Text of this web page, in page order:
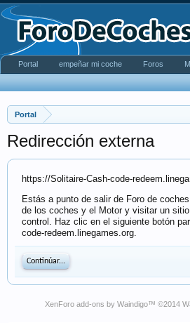
Portal
Redirección externa
https://Solitaire-Cash-code-
Estás a punto de salir de Foro de
de los coches y el Motor y visitar un
control. Haz clic en el siguiente botón
code-redeem.linegames.org.
Continúar...
XenForo add-ons by Waindigo™ ©2014
Portal empeñar mi coche Foros